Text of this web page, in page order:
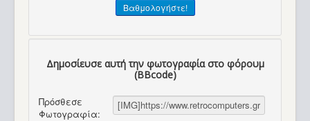
Δημοσίευσε αυτή την φωτογραφία στο φόρουμ
(BBcode)
Πρόσθεσε
Φωτογραφία: